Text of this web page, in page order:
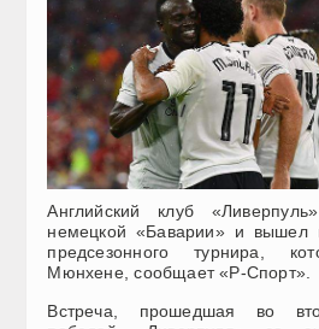
Английский клуб
немецкой «Баварии» и вышел
предсезонного турнира,
Мюнхене, сообщает «Р-Спорт».
Встреча, прошедшая во